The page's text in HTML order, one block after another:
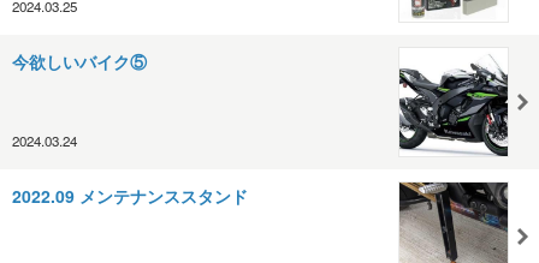
2024.03.25
今欲しいバイク⑤
2024.03.24
2022.09 メンテナンススタンド